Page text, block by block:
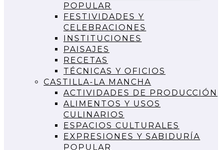
POPULAR
FESTIVIDADES Y
CELEBRACIONES
INSTITUCIONES
PAISAJES
RECETAS
TÉCNICAS Y OFICIOS
CASTILLA-LA MANCHA
ACTIVIDADES DE PRODUCCIÓN
ALIMENTOS Y USOS
CULINARIOS
ESPACIOS CULTURALES
EXPRESIONES Y SABIDURÍA
POPULAR